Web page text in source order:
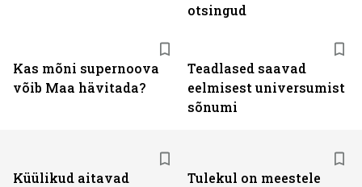
otsingud
Kas mõni supernoova
võib Maa hävitada?
Teadlased saavad
eelmisest universumist
sõnumi
Küülikud aitavad
Tulekul on meestele